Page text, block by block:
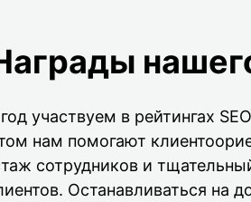
участвуем в рейтингах
нам помогают
сотрудников и
Останавливаться на